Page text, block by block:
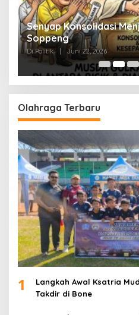
Senyap Konsolidasi
Soppeng
Di Politik | Juni 22, 2026
Olahraga Terbaru
1
Langkah Awal Ksatria
Takdir di Bone